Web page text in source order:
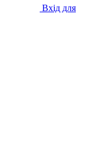
Вхід для